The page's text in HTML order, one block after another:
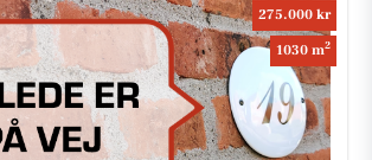
275.000 kr
1030 m2